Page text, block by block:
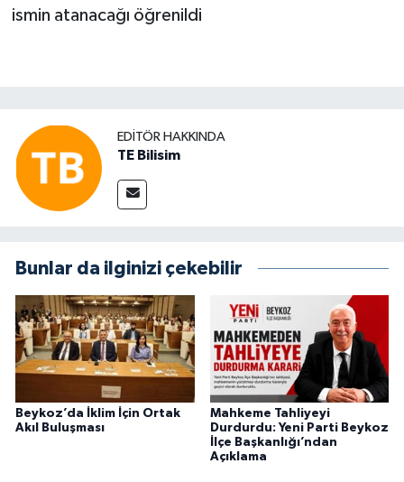
ismin atanacağı öğrenildi
EDITÖR HAKKINDA
TE Bilisim
Bunlar da ilginizi çekebilir
Beykoz’da İklim İçin Ortak
Akıl Buluşması
Mahkeme Tahliyeyi
Durdurdu: Yeni Parti Beykoz
İlçe Başkanlığı’ndan
Açıklama